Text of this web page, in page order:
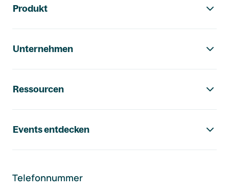
Produkt
Unternehmen
Ressourcen
Events entdecken
Telefonnummer